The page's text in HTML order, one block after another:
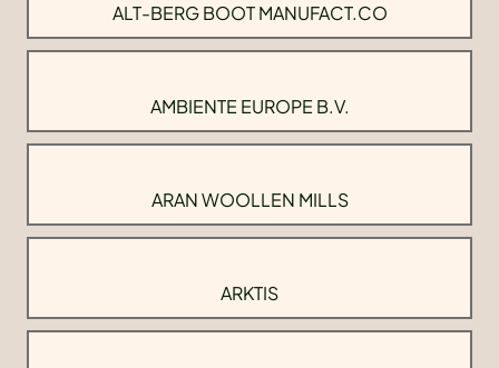
ALT-BERG BOOT MANUFACT.CO
AMBIENTE EUROPE B.V.
ARAN WOOLLEN MILLS
ARKTIS